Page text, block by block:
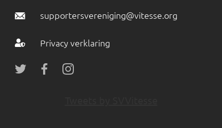
supportersvereniging@vitesse.org
Privacy verklaring